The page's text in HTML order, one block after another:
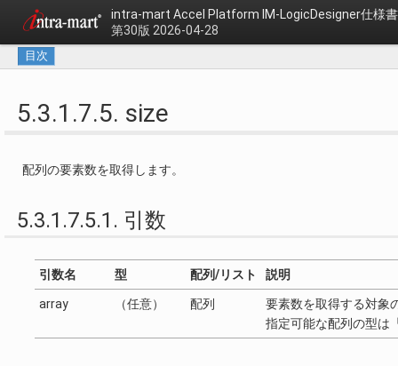
intra-mart Accel Platform IM-LogicDesigner仕様書
第30版 2026-04-28
目次
5.3.1.7.5. size
配列の要素数を取得します。
5.3.1.7.5.1. 引数
引数名 型 配列/リスト 説明
array （任意） 配列
要素数を取得する対象
指定可能な配列の型は